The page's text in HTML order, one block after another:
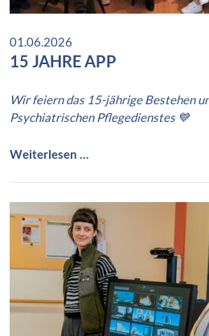
f
r
S
c
z
01.06.2026
15 JAHRE APP
Wir feiern das 15-jährige Bestehen
Psychiatrischen Pflegedienstes 💙
Weiterlesen …
a
h
r
e
A
P